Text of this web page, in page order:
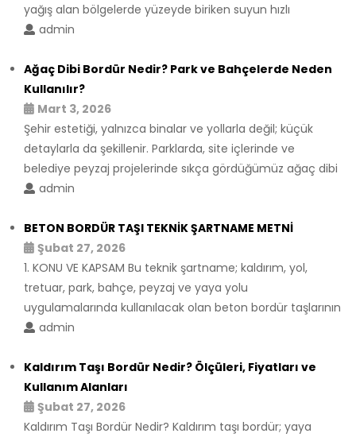
yağış alan bölgelerde yüzeyde biriken suyun hızlı
admin
Ağaç Dibi Bordür Nedir? Park ve Bahçelerde Neden
Kullanılır?
Mart 3, 2026
Şehir estetiği, yalnızca binalar ve yollarla değil; küçük
detaylarla da şekillenir. Parklarda, site içlerinde ve
belediye peyzaj projelerinde sıkça gördüğümüz ağaç dibi
admin
BETON BORDÜR TAŞI TEKNİK ŞARTNAME METNİ
Şubat 27, 2026
1. KONU VE KAPSAM Bu teknik şartname; kaldırım, yol,
tretuar, park, bahçe, peyzaj ve yaya yolu
uygulamalarında kullanılacak olan beton bordür taşlarının
admin
Kaldırım Taşı Bordür Nedir? Ölçüleri, Fiyatları ve
Kullanım Alanları
Şubat 27, 2026
Kaldırım Taşı Bordür Nedir? Kaldırım taşı bordür; yaya